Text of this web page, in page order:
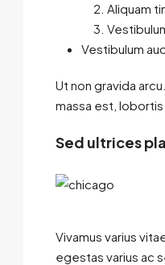
Aliquam
Vestibulum
Ut non gravida
massa est,
Sed ultrices
Vivamus varius
egestas varius ac